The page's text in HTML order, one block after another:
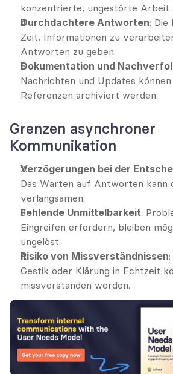
konzentrierte, ungestörte Arbeit
Durchdachtere Antworten:
Zeit, Informationen zu
Antworten zu geben.
Dokumentation und
Nachrichten und Updates
Referenzen archiviert werden.
Grenzen asynchroner
Kommunikation
Verzögerungen bei der
Das Warten auf Antworten kann
verlangsamen.
Fehlende Unmittelbarkeit:
Eingreifen erfordern, bleiben
ungelöst.
Risiko von Missverständnissen
Gestik oder Klärung in Echtzeit
missverstanden werden.